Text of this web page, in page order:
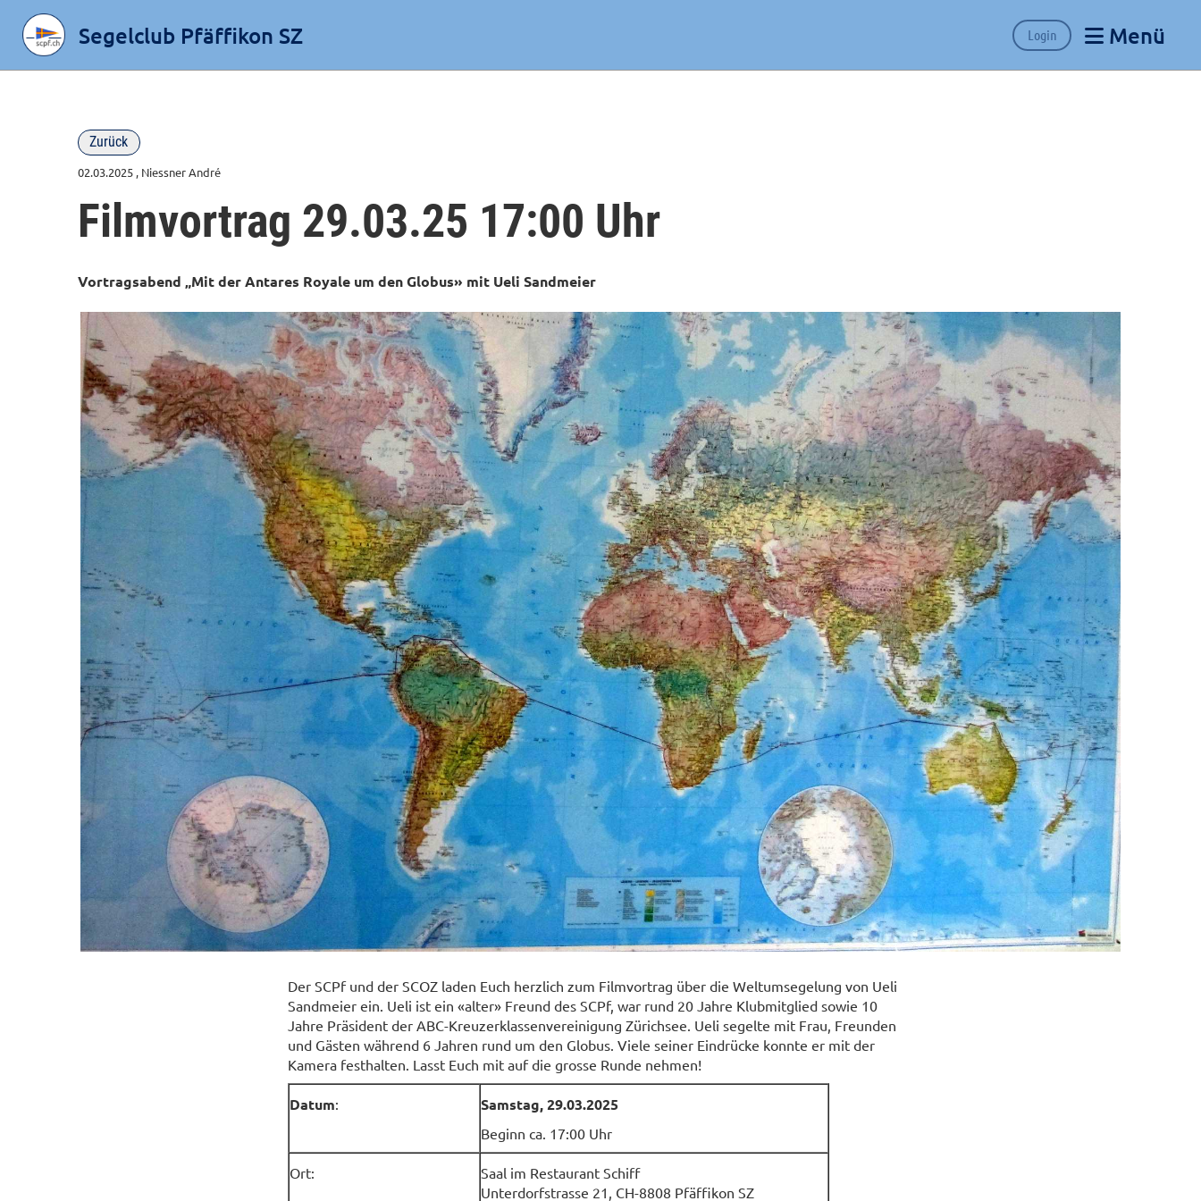
Segelclub Pfäffikon SZ Login Menü
Zurück
02.03.2025 , Niessner André
Filmvortrag 29.03.25 17:00 Uhr
Vortragsabend „Mit der Antares Royale um den Globus» mit Ueli Sandmeier
Der SCPf und der SCOZ laden Euch herzlich zum Filmvortrag über die Weltumsegelung von Ueli
Sandmeier ein. Ueli ist ein «alter» Freund des SCPf, war rund 20 Jahre Klubmitglied sowie 10
Jahre Präsident der ABC-Kreuzerklassenvereinigung Zürichsee. Ueli segelte mit Frau, Freunden
und Gästen während 6 Jahren rund um den Globus. Viele seiner Eindrücke konnte er mit der
Kamera festhalten. Lasst Euch mit auf die grosse Runde nehmen!
Datum: Samstag, 29.03.2025
Beginn ca. 17:00 Uhr
Ort:
Saal im Restaurant Schiff
Unterdorfstrasse 21, CH-8808 Pfäffikon SZ